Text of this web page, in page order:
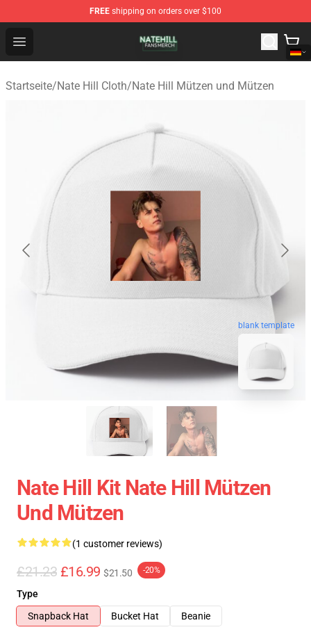
FREE shipping on orders over $100
Open menu
Nate Hill Shop - Official Nate Hill Merchandise Store
Startseite/Nate Hill Cloth/Nate Hill Mützen und Mützen
blank template
Nate Hill Kit Nate Hill Mützen
Und Mützen
(1 customer reviews)
£21.23 £16.99 $21.50 -20%
Type
Snapback Hat
Bucket Hat
Beanie